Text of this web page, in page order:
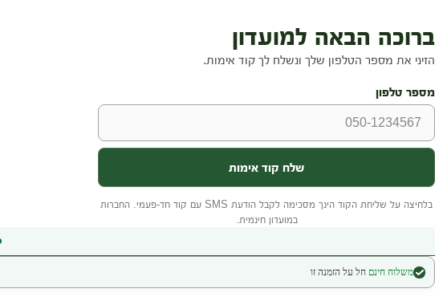
משלוח חינם חל על הזמנה זו